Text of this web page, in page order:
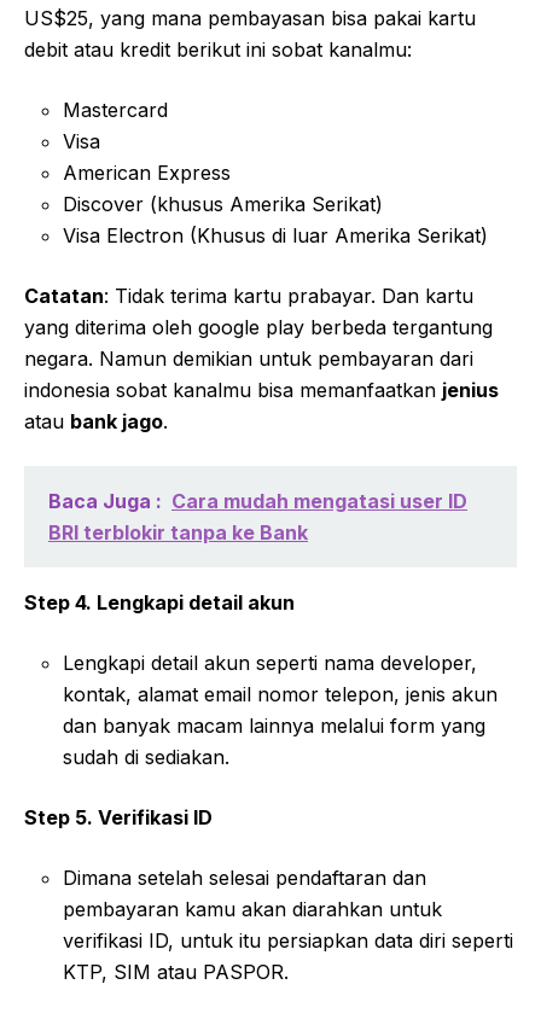
US$25, yang mana pembayasan bisa pakai kartu
debit atau kredit berikut ini sobat kanalmu:
Mastercard
Visa
American Express
Discover (khusus Amerika Serikat)
Visa Electron (Khusus di luar Amerika Serikat)
Catatan: Tidak terima kartu prabayar. Dan kartu
yang diterima oleh google play berbeda tergantung
negara. Namun demikian untuk pembayaran dari
indonesia sobat kanalmu bisa memanfaatkan jenius
atau bank jago.
Baca Juga : Cara mudah mengatasi user ID
BRI terblokir tanpa ke Bank
Step 4. Lengkapi detail akun
Lengkapi detail akun seperti nama developer,
kontak, alamat email nomor telepon, jenis akun
dan banyak macam lainnya melalui form yang
sudah di sediakan.
Step 5. Verifikasi ID
Dimana setelah selesai pendaftaran dan
pembayaran kamu akan diarahkan untuk
verifikasi ID, untuk itu persiapkan data diri seperti
KTP, SIM atau PASPOR.